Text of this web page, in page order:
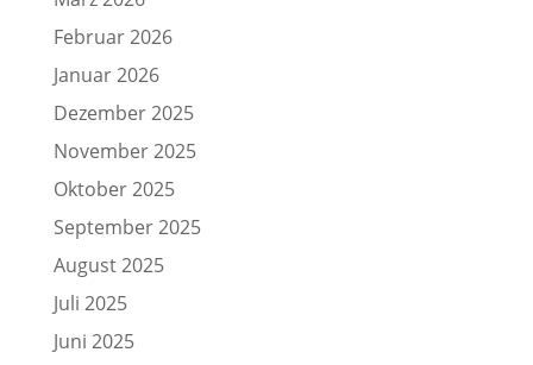
Februar 2026
Januar 2026
Dezember 2025
November 2025
Oktober 2025
September 2025
August 2025
Juli 2025
Juni 2025